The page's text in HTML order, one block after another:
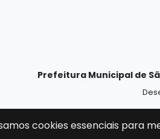
Prefeitura Municipal de
cookies essenciais para